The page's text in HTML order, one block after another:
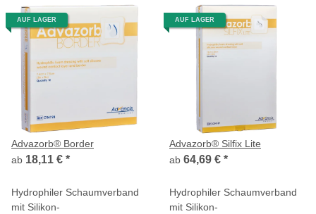
AUF LAGER
Advazorb® Border
ab 18,11 € *
Hydrophiler Schaumverband
mit Silikon-
AUF LAGER
Advazorb® Silfix Lite
ab 64,69 € *
Hydrophiler Schaumverband
mit Silikon-